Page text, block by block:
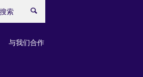
与我们合作
索